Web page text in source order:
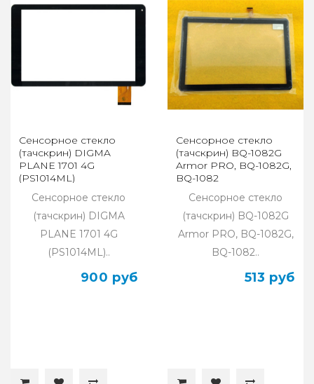
Сенсорное стекло
(тачскрин) DIGMA
PLANE 1701 4G
(PS1014ML)
Сенсорное стекло
(тачскрин) DIGMA
PLANE 1701 4G
(PS1014ML)..
900 руб
Сенсорное стекло
(тачскрин) BQ-1082G
Armor PRO, BQ-1082G,
BQ-1082
Сенсорное стекло
(тачскрин) BQ-1082G
Armor PRO, BQ-1082G,
BQ-1082..
513 руб